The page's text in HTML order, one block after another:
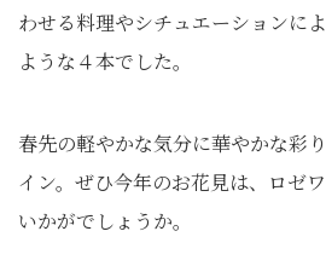
わせる料理やシチュエーションに
ような４本でした。
春先の軽やかな気分に華やかな彩
イン。ぜひ今年のお花見は、ロゼ
いかがでしょうか。